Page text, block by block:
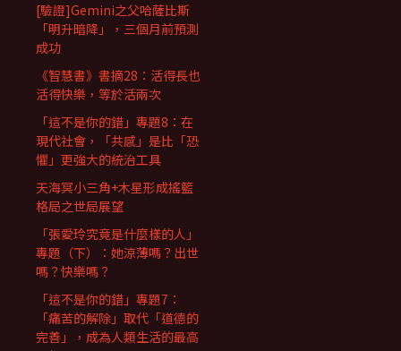
[驗證]Gemini之父哈薩比斯
「明升暗降」，三個月前預測
成功
《智慧書》書摘28：活得長也
活得快樂，等於活兩次
「這不是你的錯」專題8：在
現代社會，「共感」是比「恐
懼」更強大的統治工具
天海冥小三角+木星形成搖籃
格局之世局展望
「張愛玲究竟是什麼樣的人」
專題（下）：她涼薄嗎？出世
嗎？快樂嗎？
「這不是你的錯」專題7：
「痛苦的解除」取代「道德的
完善」，成為人類生活的最高